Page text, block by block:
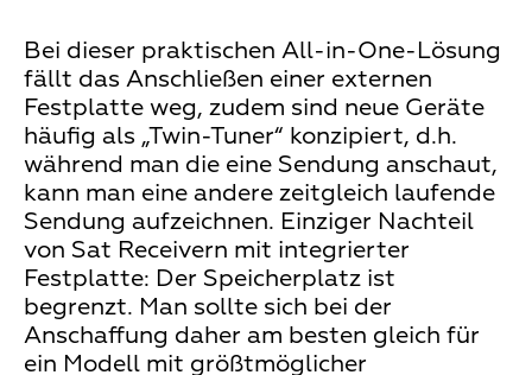
Bei dieser praktischen All-in-One-Lösung
fällt das Anschließen einer externen
Festplatte weg, zudem sind neue Geräte
häufig als „Twin-Tuner“ konzipiert, d.h.
während man die eine Sendung anschaut,
kann man eine andere zeitgleich laufende
Sendung aufzeichnen. Einziger Nachteil
von Sat Receivern mit integrierter
Festplatte: Der Speicherplatz ist
begrenzt. Man sollte sich bei der
Anschaffung daher am besten gleich für
ein Modell mit größtmöglicher